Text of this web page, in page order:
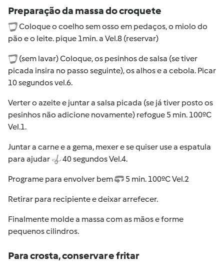
Preparação da massa do croquete
Coloque o coelho sem osso em pedaços, o miolo do
pão e o leite. pique 1min. a Vel.8 (reservar)
(sem lavar) Coloque, os pesinhos de salsa (se tiver
picada insira no passo seguinte), os alhos e a cebola. Picar
10 segundos vel.6.
Verter o azeite e juntar a salsa picada (se já tiver posto os
pesinhos não adicione novamente) refogue 5 min. 100ºC
Vel.1.
Juntar a carne e a gema, mexer e se quiser use a espatula
para ajudar
40 segundos Vel.4.
Programe para envolver bem 5 min. 100ºC Vel.2
Retirar para recipiente e deixar arrefecer.
Finalmente molde a massa com as mãos e forme
pequenos cilindros.
Para crosta, conservar e fritar